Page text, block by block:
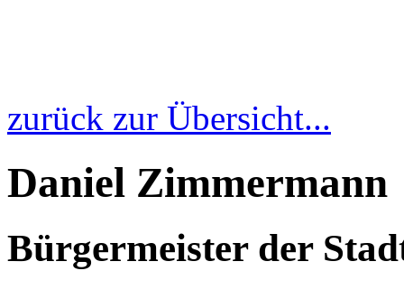
zurück zur Übersicht...
Daniel Zimmermann
Bürgermeister der